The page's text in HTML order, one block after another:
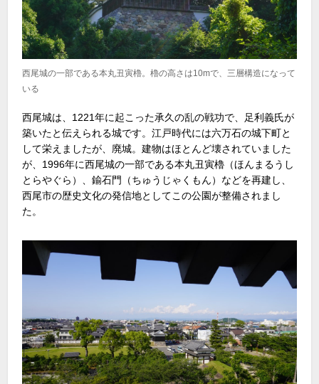
西尾城の一部である本丸丑寅櫓。櫓の高さは10mで、三層構造になって
いる
西尾城は、1221年に起こった承久の乱の戦功で、足利義氏が
築いたと伝えられる城です。江戸時代には六万石の城下町と
して栄えましたが、廃城。建物はほとんど壊されていました
が、1996年に西尾城の一部である本丸丑寅櫓（ほんまるうし
とらやぐら）、鍮石門（ちゅうじゃくもん）などを再建し、
西尾市の歴史文化の発信地としてこの公園が整備されまし
た。